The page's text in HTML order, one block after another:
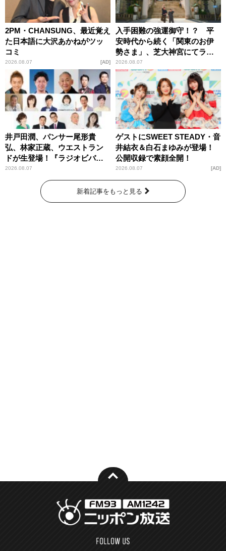
2PM・CHANSUNG、最近覚え
た日本語に大沢あかねがツッ
コミ
2026.08.07 AD
入手困難の強運御守！？ 平
安時代から続く「関東のお伊
勢さま」、芝大神宮にてラン
パンプスが合格祈願！
2026.08.07
井戸田潤、パンサー尾形貴
弘、林家正蔵、ウエストラン
ドが生登場！『ラジオビバリ
ー昼ズ』
2026.08.07
ゲストにSWEET STEADY・音
井結衣＆白石まゆみが登場！
公開収録で素顔全開！
2026.08.07 AD
新着記事をもっと見る